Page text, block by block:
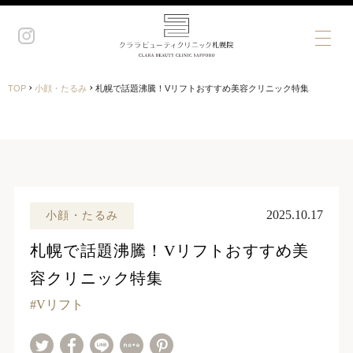
TOP › 小顔・たるみ › 札幌で話題沸騰！Vリフトおすすめ美容クリニック特集
小顔・たるみ 2025.10.17
札幌で話題沸騰！Vリフトおすすめ美
容クリニック特集
Vリフト